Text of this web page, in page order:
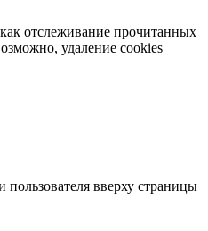
отслеживание прочитанных
удаление cookies
вверху страницы